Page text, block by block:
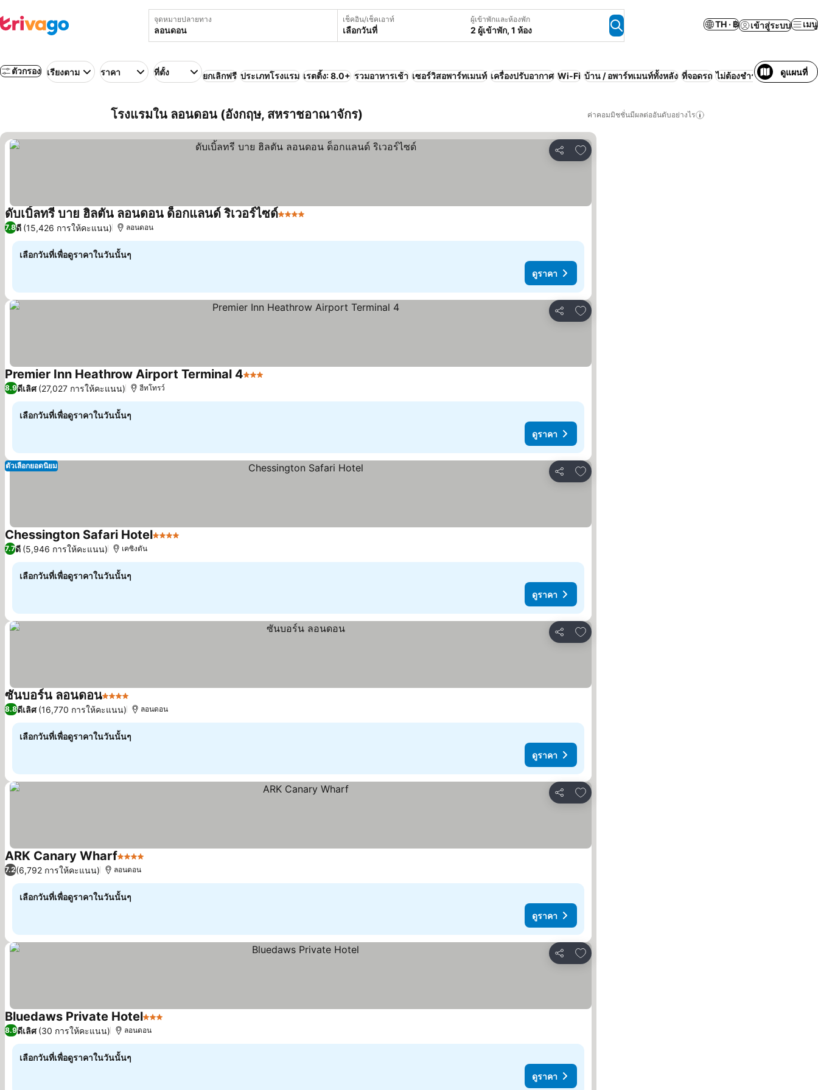
จุดหมายปลายทาง เช็คอิน/เช็คเอาท์
เลือกวันที่
ผู้เข้าพักและห้องพัก
2 ผู้เข้าพัก, 1 ห้อง
TH · ฿ เข้าสู่ระบบ เมนู
ตัวกรอง เรียงตาม ราคา ที่ตั้ง ยกเลิกฟรี ประเภทโรงแรม เรตติ้ง: 8.0+ รวมอาหารเช้า เซอร์วิสอพาร์ทเมนท์ เครื่องปรับอากาศ Wi-Fi บ้าน / อพาร์ทเมนท์ทั้งหลัง ที่จอดรถ ไม่ต้องชำระเงินล่วงหน้า
ดูแผนที่
โรงแรมใน ลอนดอน (อังกฤษ, สหราชอาณาจักร) ค่าคอมมิชชั่นมีผลต่ออันดับอย่างไร
แชร์
เพิ่มในรายการโปรด
ดับเบิ้ลทรี บาย ฮิลตัน ลอนดอน ด็อกแลนด์ ริเวอร์ไซด์4 ดาว
7.8ดี (15,426 การให้คะแนน) ลอนดอน
เลือกวันที่เพื่อดูราคาในวันนั้นๆ
ดูราคา
แชร์
เพิ่มในรายการโปรด
Premier Inn Heathrow Airport Terminal 43 ดาว
8.9ดีเลิศ (27,027 การให้คะแนน) ฮีทโทรว์
เลือกวันที่เพื่อดูราคาในวันนั้นๆ
ดูราคา
แชร์
เพิ่มในรายการโปรด
ตัวเลือกยอดนิยม
Chessington Safari Hotel4 ดาว
7.7ดี (5,946 การให้คะแนน) เคซิงตัน
เลือกวันที่เพื่อดูราคาในวันนั้นๆ
ดูราคา
แชร์
เพิ่มในรายการโปรด
ซันบอร์น ลอนดอน4 ดาว
8.8ดีเลิศ (16,770 การให้คะแนน) ลอนดอน
เลือกวันที่เพื่อดูราคาในวันนั้นๆ
ดูราคา
แชร์
เพิ่มในรายการโปรด
ARK Canary Wharf4 ดาว
7.2(6,792 การให้คะแนน) ลอนดอน
เลือกวันที่เพื่อดูราคาในวันนั้นๆ
ดูราคา
แชร์
เพิ่มในรายการโปรด
Bluedaws Private Hotel3 ดาว
8.9ดีเลิศ (30 การให้คะแนน) ลอนดอน
เลือกวันที่เพื่อดูราคาในวันนั้นๆ
ดูราคา